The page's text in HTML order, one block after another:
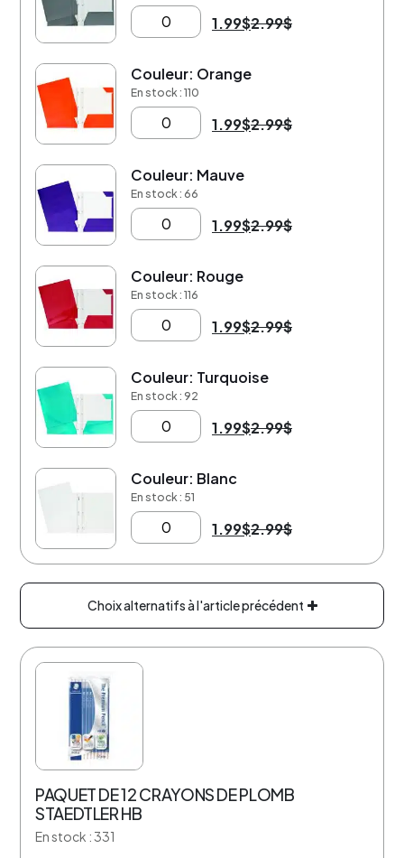
1.99$2.99$
-33% Couleur: Orange
En stock : 110
1.99$2.99$
-33% Couleur: Mauve
En stock : 66
1.99$2.99$
-33% Couleur: Rouge
En stock : 116
1.99$2.99$
-33% Couleur: Turquoise
En stock : 92
1.99$2.99$
-33% Couleur: Blanc
En stock : 51
1.99$2.99$
Choix alternatifs à l'article précédent
20% de rabais
PAQUET DE 12 CRAYONS DE PLOMB
STAEDTLER HB
En stock : 331